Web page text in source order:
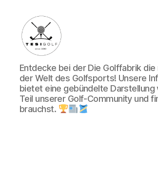
Die
Golffabrik
-
Deine
Plattform
Entdecke bei der Die Golffabrik
der Welt des Golfsports! Unsere
bietet eine gebündelte
Teil unserer Golf-Community und
brauchst.